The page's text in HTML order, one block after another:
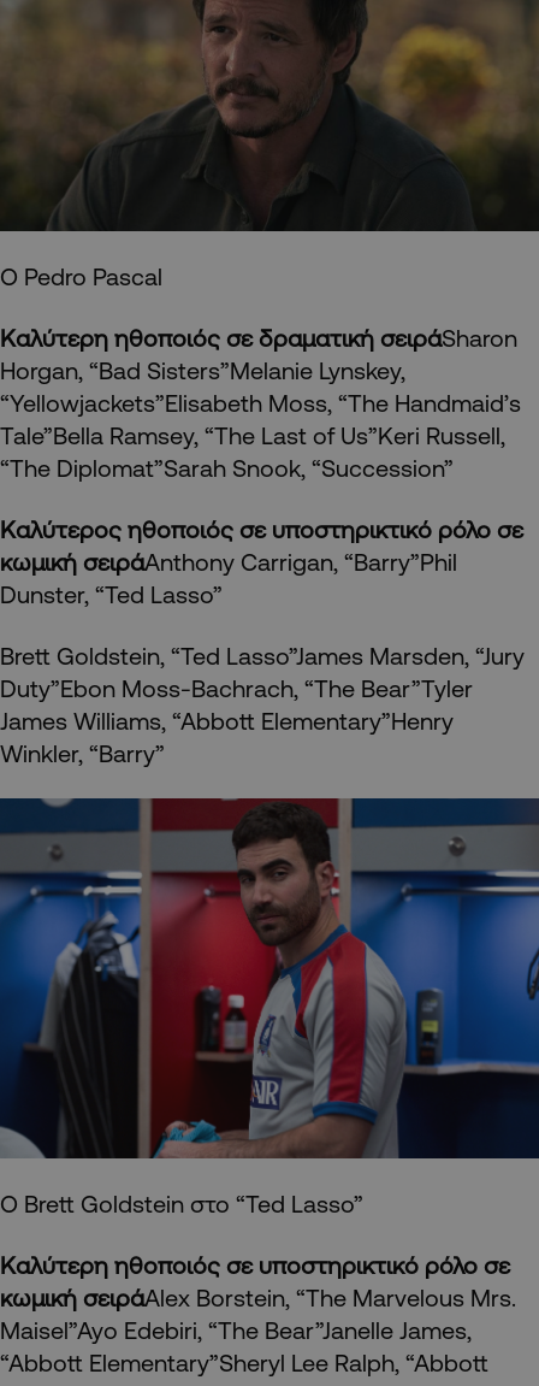
Ο Pedro Pascal
Καλύτερη ηθοποιός σε δραματική σειράSharon
Horgan, “Bad Sisters”Melanie Lynskey,
“Yellowjackets”Elisabeth Moss, “The Handmaid’s
Tale”Bella Ramsey, “The Last of Us”Keri Russell,
“The Diplomat”Sarah Snook, “Succession”
Καλύτερος ηθοποιός σε υποστηρικτικό ρόλο σε
κωμική σειράAnthony Carrigan, “Barry”Phil
Dunster, “Ted Lasso”
Brett Goldstein, “Ted Lasso”James Marsden, “Jury
Duty”Ebon Moss-Bachrach, “The Bear”Tyler
James Williams, “Abbott Elementary”Henry
Winkler, “Barry”
Ο Brett Goldstein στο “Ted Lasso”
Καλύτερη ηθοποιός σε υποστηρικτικό ρόλο σε
κωμική σειράAlex Borstein, “The Marvelous Mrs.
Maisel”Ayo Edebiri, “The Bear”Janelle James,
“Abbott Elementary”Sheryl Lee Ralph, “Abbott